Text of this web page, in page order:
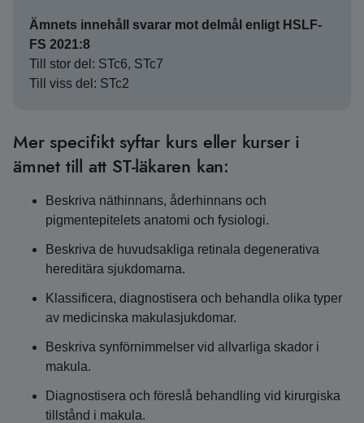
Ämnets innehåll svarar mot delmål enligt HSLF-
FS 2021:8
Till stor del: STc6, STc7
Till viss del: STc2
Mer specifikt syftar kurs eller kurser i
ämnet till att ST-läkaren kan:
Beskriva näthinnans, åderhinnans och
pigmentepitelets anatomi och fysiologi.
Beskriva de huvudsakliga retinala degenerativa
hereditära sjukdomarna.
Klassificera, diagnostisera och behandla olika typer
av medicinska makulasjukdomar.
Beskriva synförnimmelser vid allvarliga skador i
makula.
Diagnostisera och föreslå behandling vid kirurgiska
tillstånd i makula.